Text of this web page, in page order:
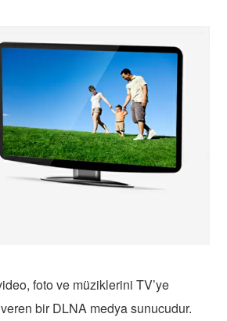
foto ve müziklerini TV’ye
bir DLNA medya sunucudur.